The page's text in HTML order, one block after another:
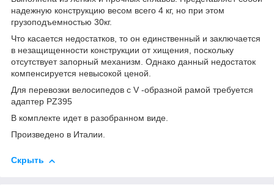
надежную конструкцию весом всего 4 кг, но при этом
грузоподъемностью 30кг.
Что касается недостатков, то он единственный и заключается
в незащищенности конструкции от хищения, поскольку
отсутствует запорный механизм. Однако данный недостаток
компенсируется невысокой ценой.
Для перевозки велосипедов с V -образной рамой требуется
адаптер PZ395
В комплекте идет в разобранном виде.
Произведено в Италии.
Скрыть